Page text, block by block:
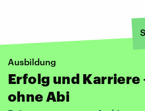
Ausbildung
Erfolg und Karriere
ohne Abi